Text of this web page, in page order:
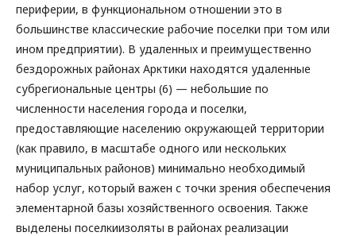
периферии, в функциональном отношении это в
большинстве классические рабочие поселки при том или
ином предприятии). В удаленных и преимущественно
бездорожных районах Арктики находятся удаленные
субрегиональные центры (6) — небольшие по
численности населения города и поселки,
предоставляющие населению окружающей территории
(как правило, в масштабе одного или нескольких
муниципальных районов) минимально необходимый
набор услуг, который важен с точки зрения обеспечения
элементарной базы хозяйственного освоения. Также
выделены поселкиизоляты в районах реализации